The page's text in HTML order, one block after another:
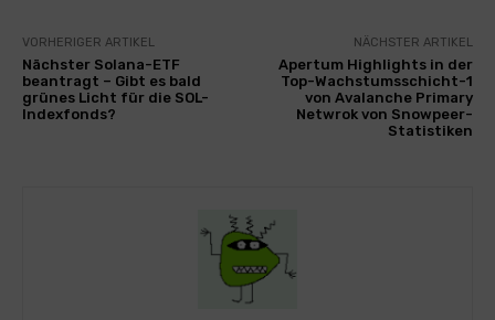
VORHERIGER ARTIKEL
Nächster Solana-ETF
beantragt – Gibt es bald
grünes Licht für die SOL-
Indexfonds?
NÄCHSTER ARTIKEL
Apertum Highlights in der
Top-Wachstumsschicht-1
von Avalanche Primary
Netwrok von Snowpeer-
Statistiken